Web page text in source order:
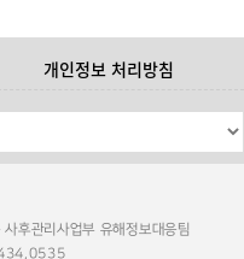
개인정보 처리방침
후관리사업부 유해정보대응팀